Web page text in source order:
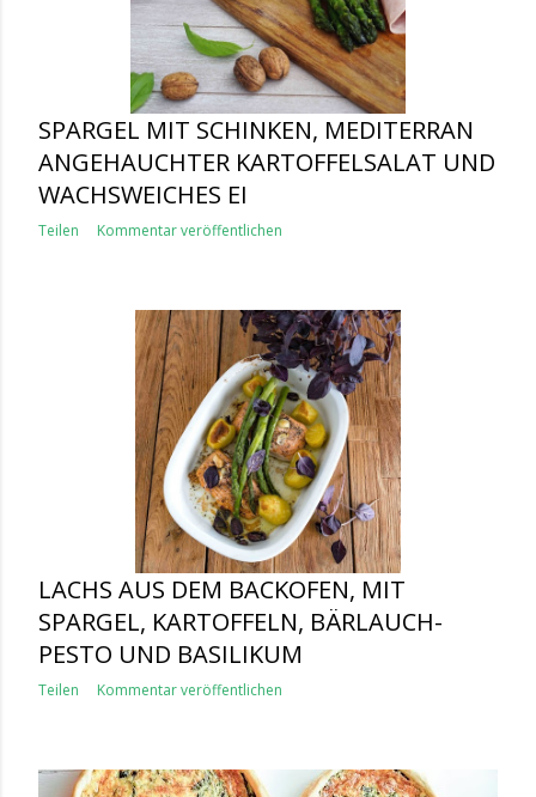
SPARGEL MIT SCHINKEN, MEDITERRAN
ANGEHAUCHTER KARTOFFELSALAT UND
WACHSWEICHES EI
Teilen Kommentar veröffentlichen
LACHS AUS DEM BACKOFEN, MIT
SPARGEL, KARTOFFELN, BÄRLAUCH-
PESTO UND BASILIKUM
Teilen Kommentar veröffentlichen